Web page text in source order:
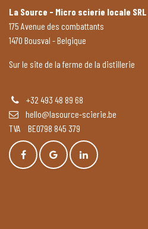
La Source - Micro scierie locale SRL
175 Avenue des combattants
1470 Bousval - Belgique
Sur le site de la ferme de la distillerie
+32 493 48 89 68
hello@lasource-scierie.be
TVA BE0798 845 379